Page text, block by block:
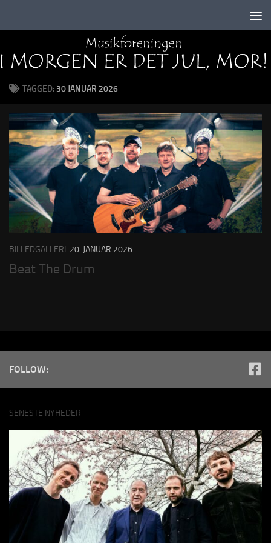
TAGGED: 30 JANUAR 2026
BILLEDGALLERI 20. JANUAR 2026
Beat The Drum
FOLLOW:
SENESTE NYHEDER